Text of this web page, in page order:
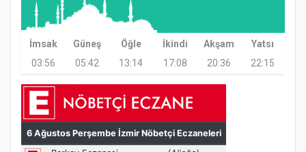
Samsun Atakum’da Ayasofya Camii
Etkinliği
İmsak Güneş Öğle İkindi Akşam
Yatsı
03:56
05:42 13:14 17:08 20:36 22:15